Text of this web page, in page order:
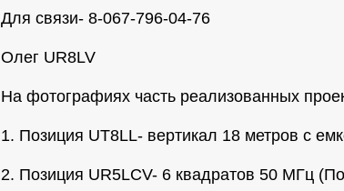
Для связи- 8-067-796-04-76
Олег UR8LV
На фотографиях часть реализованных
1. Позиция UT8LL- вертикал 18 метров с
2. Позиция UR5LCV- 6 квадратов 50 МГц